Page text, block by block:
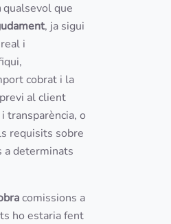
qualsevol que
, ja sigui
i
cobrat i la
al client
transparència, o
requisits sobre
a determinats
comissions a
ho estaria fent